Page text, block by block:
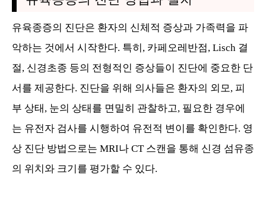
유육종증의 진단은 환자의 신체적 증상과 가족력을 파
악하는 것에서 시작한다. 특히, 카페오레반점, Lisch 결
절, 신경초종 등의 전형적인 증상들이 진단에 중요한 단
서를 제공한다. 진단을 위해 의사들은 환자의 외모, 피
부 상태, 눈의 상태를 면밀히 관찰하고, 필요한 경우에
는 유전자 검사를 시행하여 유전적 변이를 확인한다. 영
상 진단 방법으로는 MRI나 CT 스캔을 통해 신경 섬유종
의 위치와 크기를 평가할 수 있다.